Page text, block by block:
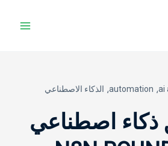
ai
automation⸲ الذكاء الاصطناعي
ذكاء اصطناعي